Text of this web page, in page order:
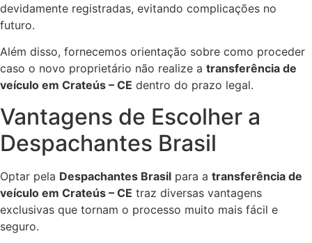
devidamente registradas, evitando complicações no
futuro.
Além disso, fornecemos orientação sobre como proceder
caso o novo proprietário não realize a transferência de
veículo em Crateús – CE dentro do prazo legal.
Vantagens de Escolher a
Despachantes Brasil
Optar pela Despachantes Brasil para a transferência de
veículo em Crateús – CE traz diversas vantagens
exclusivas que tornam o processo muito mais fácil e
seguro.